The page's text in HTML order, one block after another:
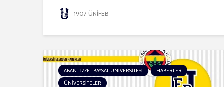
1907 ÜNİFEB
ABANT İZZET BAYSAL ÜNİVERSİTESİ
HABERLER
ÜNİVERSİTELER